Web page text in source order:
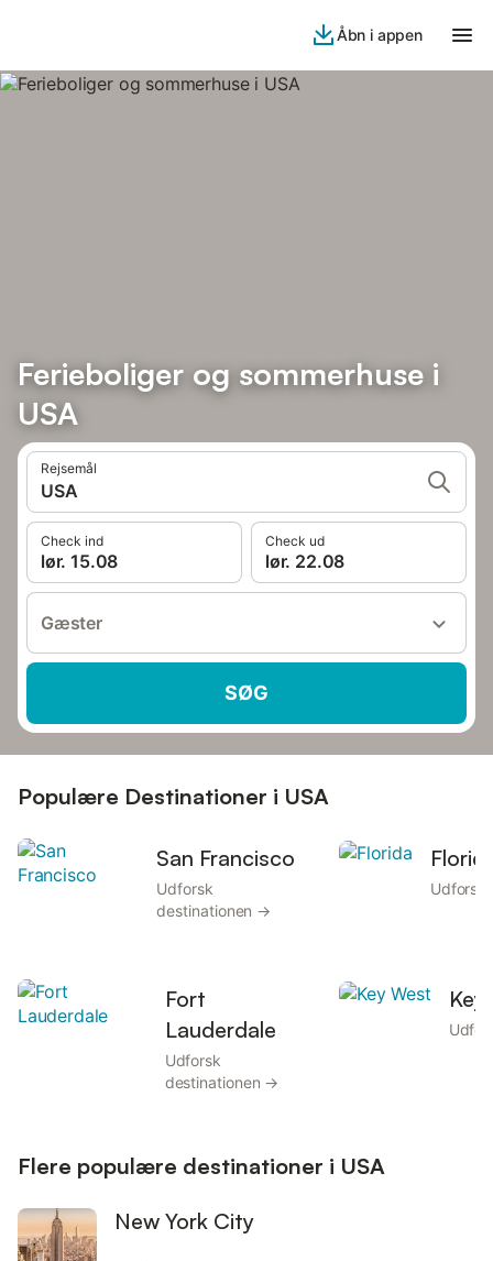
Åbn i appen
Ferieboliger og sommerhuse i
USA
Rejsemål
USA
Check ind
lør. 15.08
Check ud
lør. 22.08
Gæster
SØG
Populære Destinationer i USA
San Francisco
Udforsk
destinationen →
Udforsk
Fort
Lauderdale
Udforsk
destinationen →
Flere populære destinationer i USA
New York City